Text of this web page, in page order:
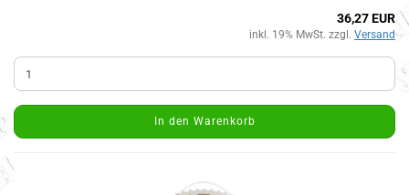
36,27 EUR
inkl. 19% MwSt. zzgl. Versand
In den Warenkorb